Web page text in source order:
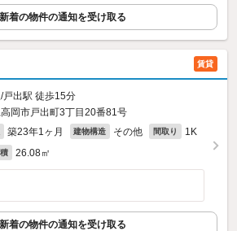
新着の物件の通知を受け取る
賃貸
戸出駅 徒歩15分
岡市戸出町3丁目20番81号
築23年1ヶ月 建物構造 その他 間取り 1K
26.08㎡
新着の物件の通知を受け取る